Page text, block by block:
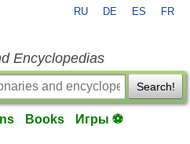
RU DE ES FR
Encyclopedias
Search!
Books Игры ⚽